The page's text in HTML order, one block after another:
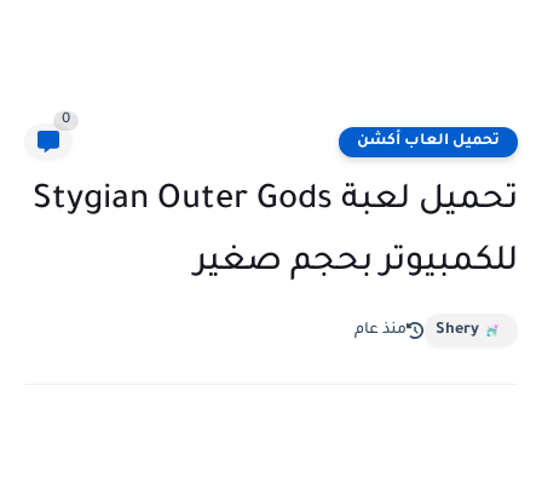
تحميل العاب أكشن
0
تحميل لعبة Stygian Outer Gods
للكمبيوتر بحجم صغير
Shery منذ عام